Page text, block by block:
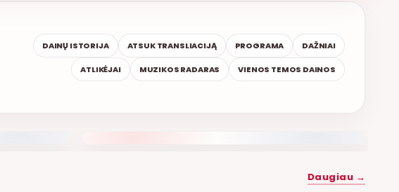
DAINŲ ISTORIJA ATSUK TRANSLIACIJĄ PROGRAMA DAŽNIAI
ATLIKĖJAI MUZIKOS RADARAS VIENOS TEMOS DAINOS
Daugiau →